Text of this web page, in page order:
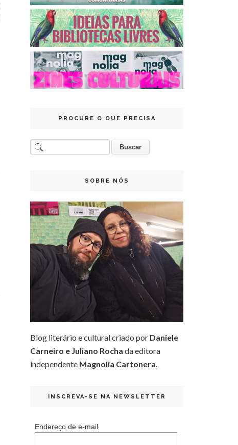
PROCURE O QUE PRECISA
SOBRE NÓS
Blog literário e cultural criado por Daniele
Carneiro e Juliano Rocha da editora
independente Magnolia Cartonera.
INSCREVA-SE NA NEWSLETTER
Endereço de e-mail